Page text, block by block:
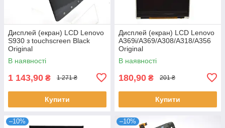
Дисплей (екран) LCD Lenovo
S930 з touchscreen Black
Original
В наявності
1 143,90 ₴ 1 271 ₴
Купити
Дисплей (екран) LCD Lenovo
A369i/A369/A308/A318/A356
Original
В наявності
180,90 ₴ 201 ₴
Купити
–10% –10%